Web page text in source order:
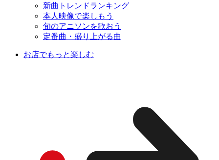
新曲トレンドランキング
本人映像で楽しもう
旬のアニソンを歌おう
定番曲・盛り上がる曲
お店でもっと楽しむ